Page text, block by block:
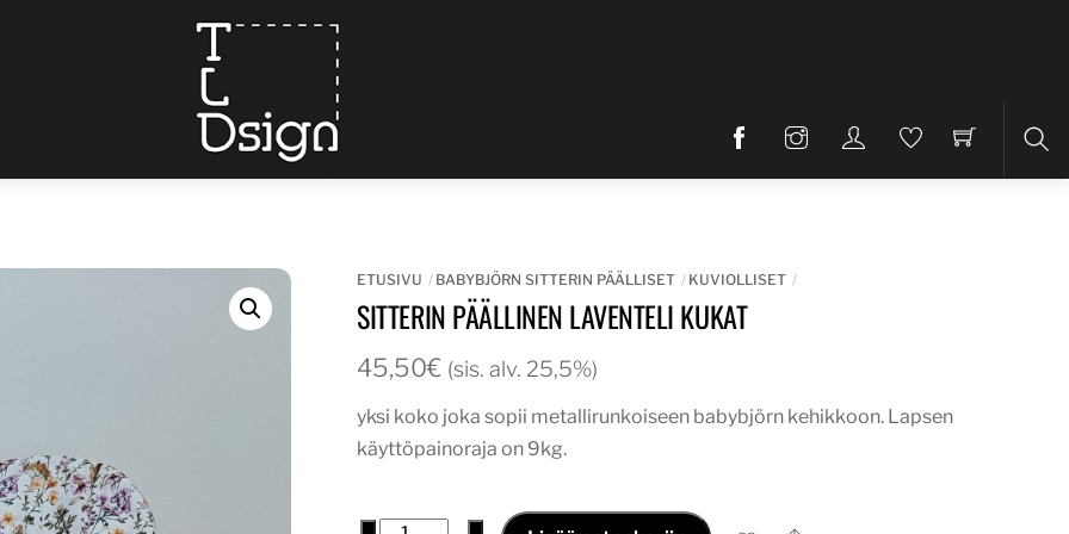
ETUSIVU BABYBJÖRN SITTERIN PÄÄLLISET KUVIOLLISET
SITTERIN PÄÄLLINEN LAVENTELI KUKAT
45,50€ (sis. alv. 25,5%)
yksi koko joka sopii metallirunkoiseen babybjörn kehikkoon. Lapsen
käyttöpainoraja on 9kg.